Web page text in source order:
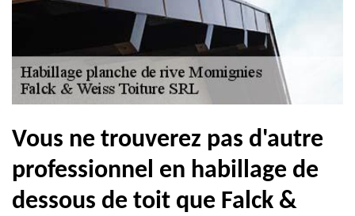
Vous ne trouverez pas d'autre
professionnel en habillage de
dessous de toit que Falck &